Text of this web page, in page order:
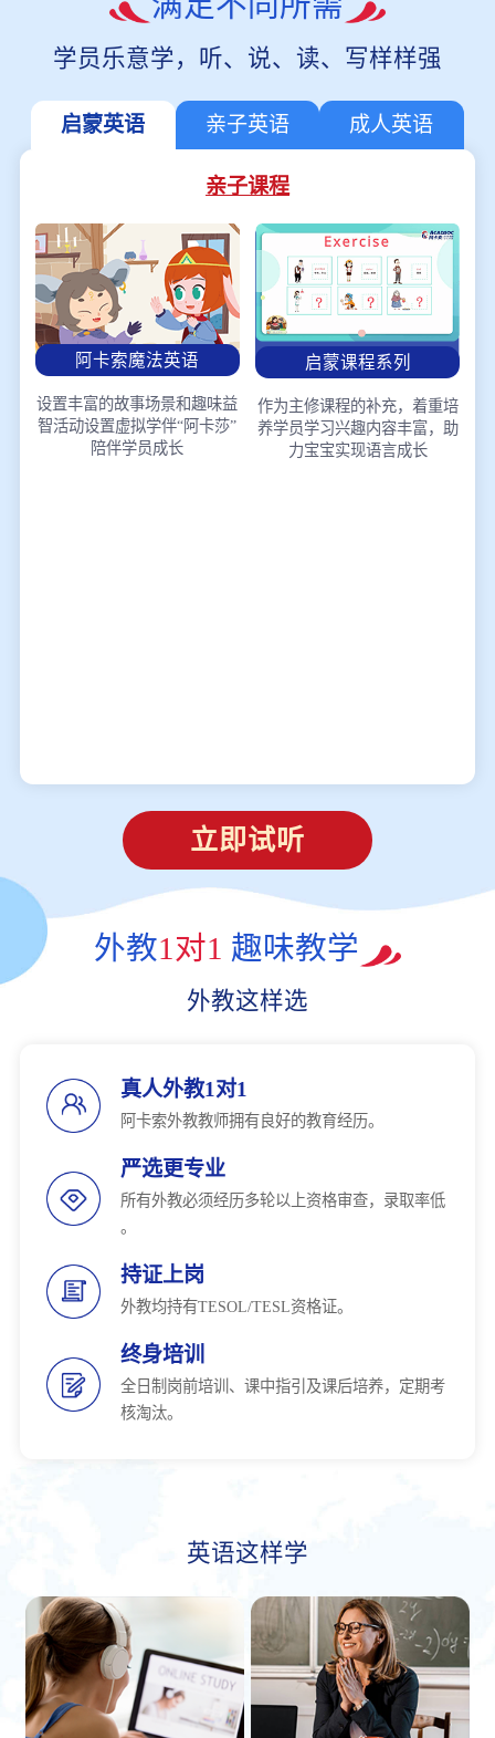
学员乐意学，听、说、读、写样样强
启蒙英语 亲子英语 成人英语
亲子课程
阿卡索魔法英语
设置丰富的故事场景和趣味益
智活动设置虚拟学伴“阿卡莎”
陪伴学员成长
启蒙课程系列
作为主修课程的补充，着重培
养学员学习兴趣内容丰富，助
力宝宝实现语言成长
立即试听
外教1对1 趣味教学
外教这样选
真人外教1对1
阿卡索外教教师拥有良好的教育经历。
严选更专业
所有外教必须经历多轮以上资格审查，录取率低
。
持证上岗
外教均持有TESOL/TESL资格证。
终身培训
全日制岗前培训、课中指引及课后培养，定期考
核淘汰。
英语这样学